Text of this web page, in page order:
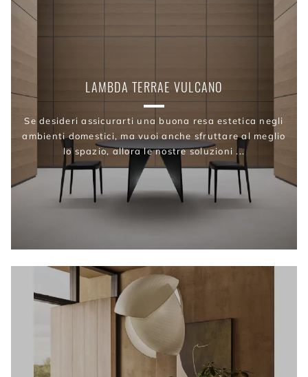
LAMBDA TERRAE VULCANO
Se desideri assicurarti una buona resa estetica negli
ambienti domestici, ma vuoi anche sfruttare al meglio
lo spazio, allora le nostre soluzioni ...